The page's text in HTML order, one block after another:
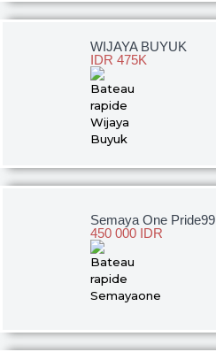
WIJAYA BUYUK
IDR 475K
Semaya One Pride99
450 000 IDR